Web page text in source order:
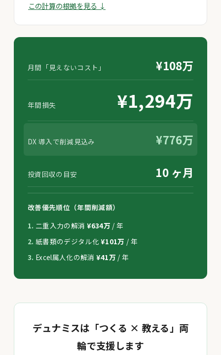
この計算の根拠を見る ↓
月間「見えないコスト」 ¥108万
年間損失 ¥1,294万
DX 導入で削減見込み ¥776万
投資回収の目安 10 ヶ月
改善優先順位（年間削減額）
二重入力の解消 ¥634万 / 年
紙書類のデジタル化¥101万 / 年
Excel属人化の解消 ¥41万 / 年
デュナミスは「つくる × 教える」両
輪で支援します